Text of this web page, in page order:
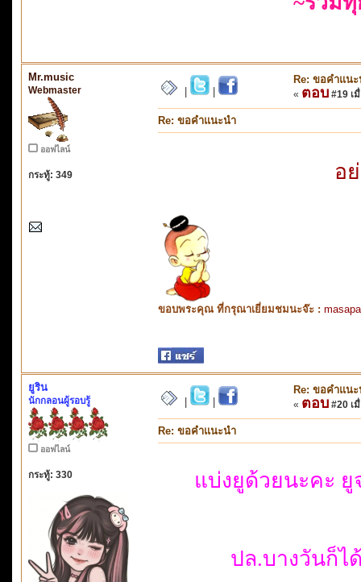
Mr.music
Webmaster
ออฟไลน์
กระทู้: 349
Re: ขอคำแนะ
« ตอบ #19 เ
Re: ขอคำแนะนำ
อ
ขอบพระคุณ ที่กรุณาเยี่ยมชมนะจ๊ะ :
ยูริน
นักกลอนผู้รอบรู้
ออฟไลน์
กระทู้: 330
Re: ขอคำแนะ
« ตอบ #20 เ
Re: ขอคำแนะนำ
แบ่งยูด้วยนะคะ
ปล.บางวันก็